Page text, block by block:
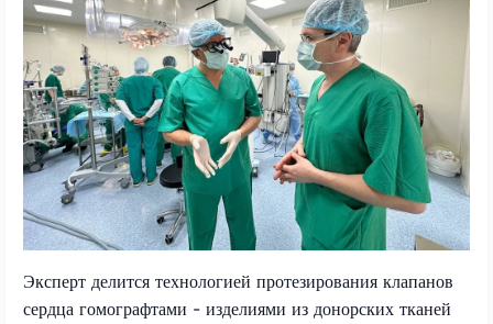
Эксперт делится технологией протезирования клапанов
сердца гомографтами - изделиями из донорских тканей